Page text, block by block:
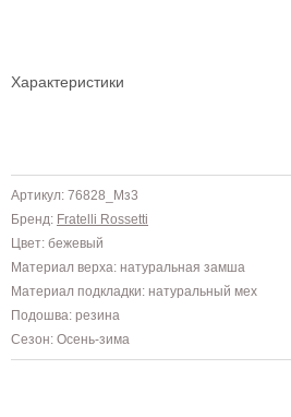
Характеристики
Артикул: 76828_Мз3
Бренд: Fratelli Rossetti
Цвет: бежевый
Материал верха: натуральная замша
Материал подкладки: натуральный мех
Подошва: резина
Сезон: Осень-зима